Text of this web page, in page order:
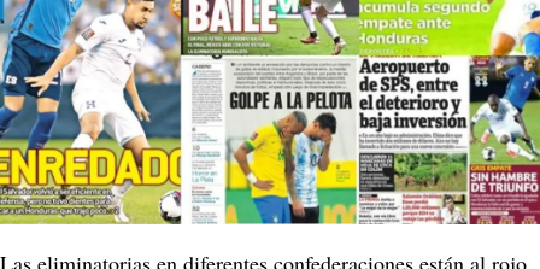
Las eliminatorias en diferentes confederaciones están al rojo